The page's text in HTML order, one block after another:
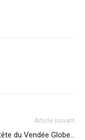
Article suivant
du Vendée Globe…